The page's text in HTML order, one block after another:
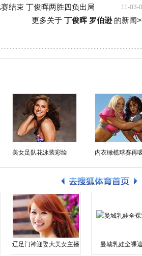
11-03-
结束 丁俊晖两胜四负出局
更多关于 丁俊晖 罗伯逊的新闻
美女足队花泳装彩绘 内衣橄榄球赛再
辽足门神迎娶大美女主播 曼城乳娃全裸